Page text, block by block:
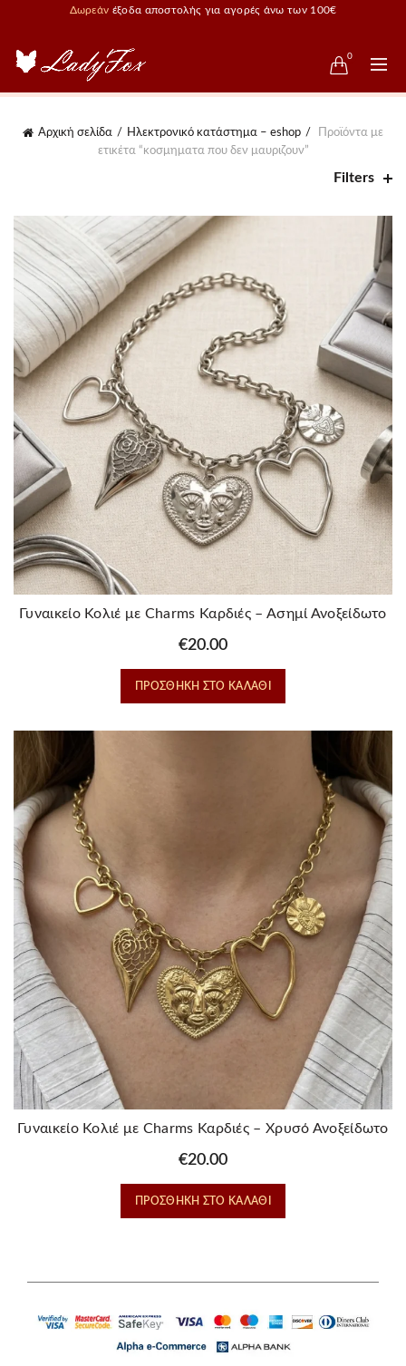
Δωρεάν έξοδα αποστολής για αγορές άνω των 100€
0
Αρχική σελίδα Ηλεκτρονικό κατάστημα – eshop
Προϊόντα με
ετικέτα “κοσμηματα που δεν μαυριζουν”
Filters
Γυναικείο Κολιέ με Charms Καρδιές – Ασημί Ανοξείδωτο
€20.00
ΠΡΟΣΘΉΚΗ ΣΤΟ ΚΑΛΆΘΙ
Γυναικείο Κολιέ με Charms Καρδιές – Χρυσό Ανοξείδωτο
€20.00
ΠΡΟΣΘΉΚΗ ΣΤΟ ΚΑΛΆΘΙ